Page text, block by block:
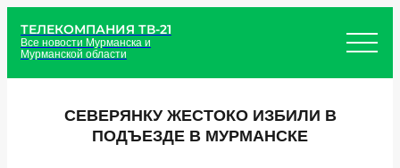
ТЕЛЕКОМПАНИЯ ТВ-21
Все новости Мурманска и
Мурманской области
СЕВЕРЯНКУ ЖЕСТОКО ИЗБИЛИ В
ПОДЪЕЗДЕ В МУРМАНСКЕ